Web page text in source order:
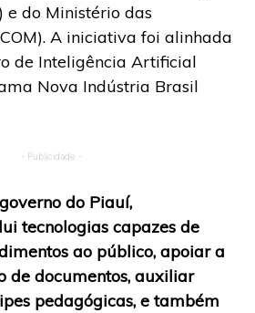
e do Ministério das
A iniciativa foi alinhada
de Inteligência Artificial
Nova Indústria Brasil
- Publicidade -
do Piauí,
tecnologias capazes de
ao público, apoiar a
de documentos, auxiliar
pedagógicas, e também